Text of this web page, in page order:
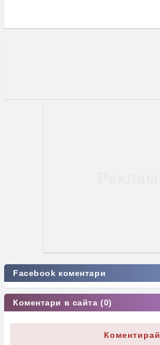
Facebook коментари
Коментари в сайта (0)
Коментирай